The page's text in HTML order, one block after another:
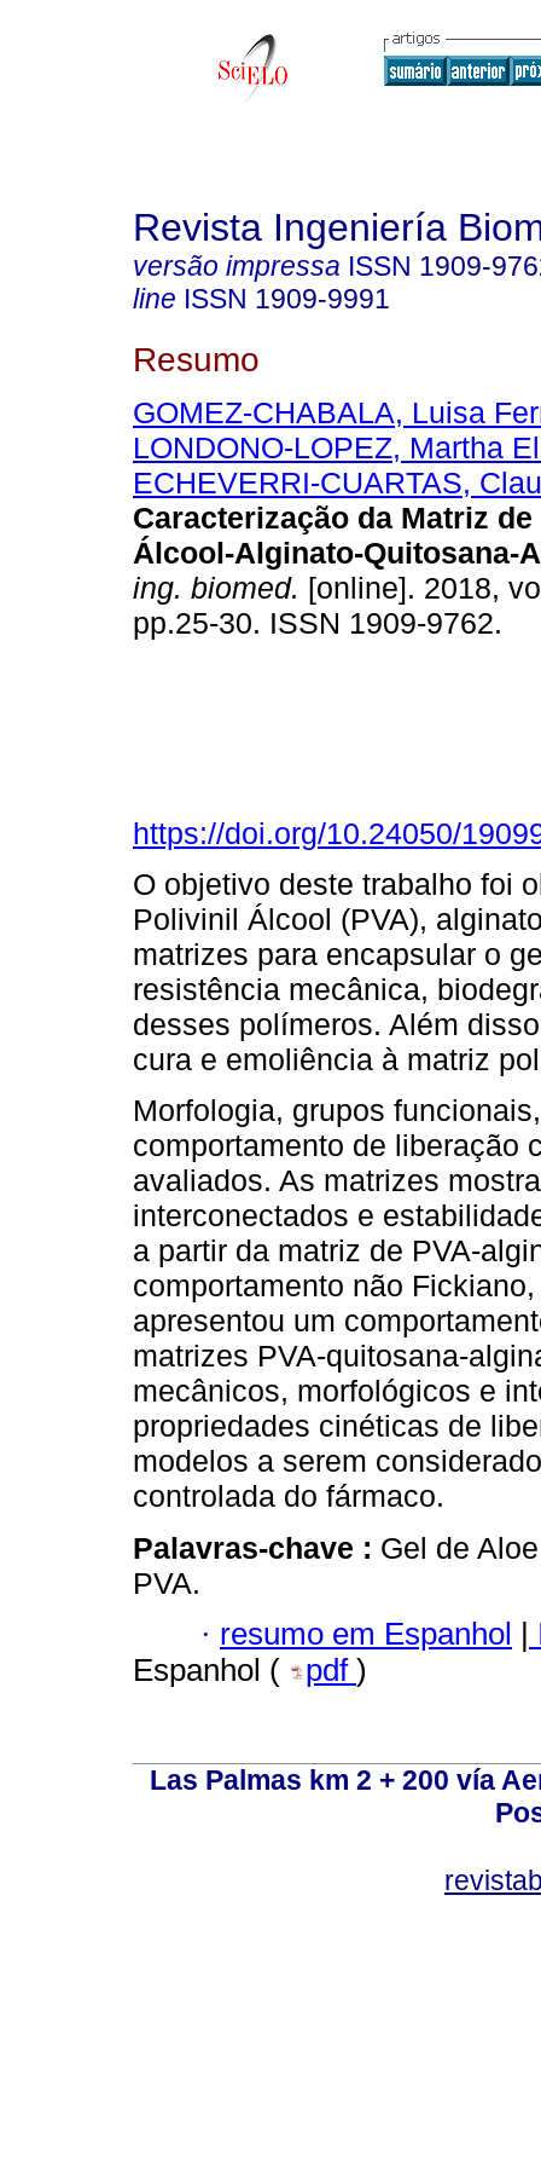
Revista Ingeniería
versão impressa ISSN 1909-
line ISSN 1909-9991
Resumo
GOMEZ-CHABALA, Luisa
LONDONO-LOPEZ, Martha
ECHEVERRI-CUARTAS,
Caracterização da Matriz
Álcool-Alginato-Quitosana-
ing. biomed. [online]. 2018,
pp.25-30. ISSN 1909-9762.
https://doi.org/10.24050/
O objetivo deste trabalho foi
Polivinil Álcool (PVA),
matrizes para encapsular o
resistência mecânica,
desses polímeros. Além
cura e emoliência à matriz
Morfologia, grupos
comportamento de liberação
avaliados. As matrizes
interconectados e
a partir da matriz de PVA-
comportamento não
apresentou um
matrizes PVA-quitosana-
mecânicos, morfológicos e
propriedades cinéticas de
modelos a serem
controlada do fármaco.
Palavras-chave : Gel de
PVA.
· resumo em Espanhol
Espanhol (
pdf )
Las Palmas km 2 + 200 vía